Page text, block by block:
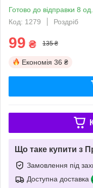
Готово до відправки 8 од.
Код: 1279
Роздріб
99 ₴ 135 ₴
Економія 36 ₴
Що таке купити з
Замовлення під
Доступна доставка